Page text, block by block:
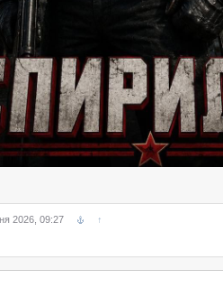
2026, 09:27 ↑